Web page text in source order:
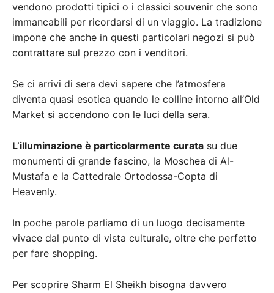
vendono prodotti tipici o i classici souvenir che sono
immancabili per ricordarsi di un viaggio. La tradizione
impone che anche in questi particolari negozi si può
contrattare sul prezzo con i venditori.
Se ci arrivi di sera devi sapere che l’atmosfera
diventa quasi esotica quando le colline intorno all’Old
Market si accendono con le luci della sera.
L’illuminazione è particolarmente curata su due
monumenti di grande fascino, la Moschea di Al-
Mustafa e la Cattedrale Ortodossa-Copta di
Heavenly.
In poche parole parliamo di un luogo decisamente
vivace dal punto di vista culturale, oltre che perfetto
per fare shopping.
Per scoprire Sharm El Sheikh bisogna davvero